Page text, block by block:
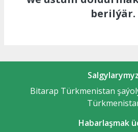
berilýär.
Bitarap Türkmenistan
Habarlaşmak